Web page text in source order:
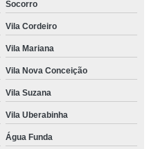
Socorro
Vila Cordeiro
Vila Mariana
Vila Nova Conceição
Vila Suzana
Vila Uberabinha
Água Funda